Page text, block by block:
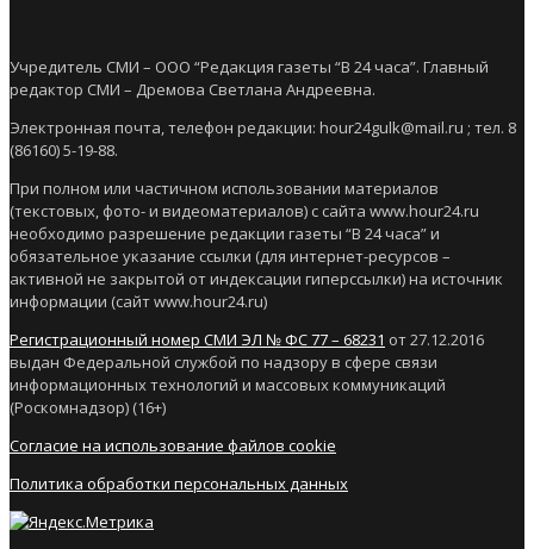
Учредитель СМИ – ООО “Редакция газеты “В 24 часа”. Главный
редактор СМИ – Дремова Светлана Андреевна.
Электронная почта, телефон редакции: hour24gulk@mail.ru ; тел. 8
(86160) 5-19-88.
При полном или частичном использовании материалов
(текстовых, фото- и видеоматериалов) с сайта www.hour24.ru
необходимо разрешение редакции газеты “В 24 часа” и
обязательное указание ссылки (для интернет-ресурсов –
активной не закрытой от индексации гиперссылки) на источник
информации (сайт www.hour24.ru)
Регистрационный номер СМИ ЭЛ № ФС 77 – 68231 от 27.12.2016
выдан Федеральной службой по надзору в сфере связи
информационных технологий и массовых коммуникаций
(Роскомнадзор) (16+)
Согласие на использование файлов cookie
Политика обработки персональных данных